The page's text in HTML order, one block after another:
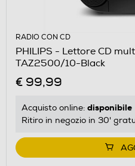
RADIO CON CD
PHILIPS - Lettore CD
TAZ2500/10-Black
€ 99,99
Acquisto online: disponibile
Ritiro in negozio in 30'